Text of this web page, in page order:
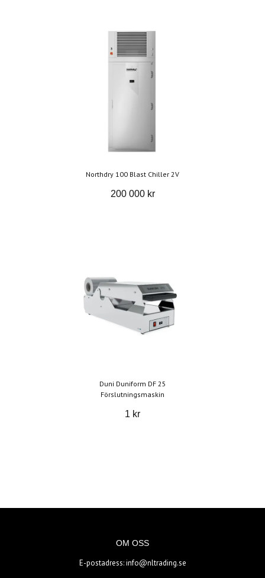
Northdry 100 Blast Chiller 2V
200 000 kr
Duni Duniform DF 25
Förslutningsmaskin
1 kr
OM OSS
E-postadress:info@nltrading.se